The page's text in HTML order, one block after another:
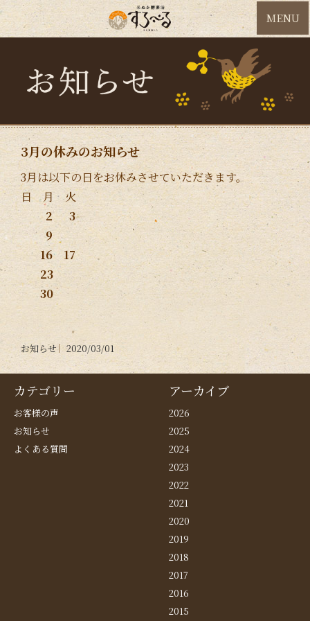
MENU
3月の休みのお知らせ
3月は以下の日をお休みさせていただきます。
日 月 火
2 3
9
16 17
23
30
お知らせ 2020/03/01
カテゴリー
お客様の声
お知らせ
よくある質問
アーカイブ
2026
2025
2024
2023
2022
2021
2020
2019
2018
2017
2016
2015